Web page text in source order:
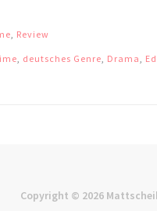
, Review
, deutsches Genre, Drama,
Copyright © 2026